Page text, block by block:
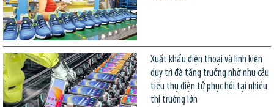
Xuất khẩu điện thoại và linh kiện
duy trì đà tăng trưởng nhờ nhu cầu
tiêu thụ điện tử phục hồi tại nhiều
thị trường lớn